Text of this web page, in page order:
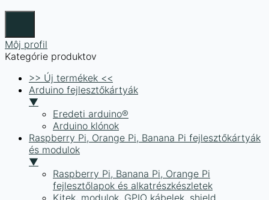
Môj profil
Kategórie produktov
>> Új termékek <<
Arduino fejlesztőkártyák
▼
Eredeti arduino®
Arduino klónok
Raspberry Pi, Orange Pi, Banana Pi fejlesztőkártyák
és modulok
▼
Raspberry Pi, Banana Pi, Orange Pi
fejlesztőlapok és alkatrészkészletek
Kitek, modulok, GPIO kábelek, shield